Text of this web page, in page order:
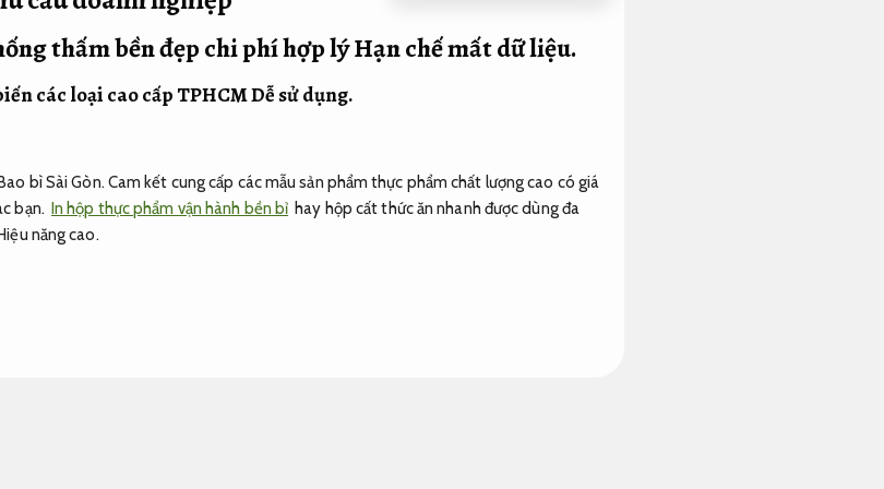
thấm bền đẹp chi phí hợp lýHạn chế mất dữ liệu.
các loại cao cấp TPHCMDễ sử dụng.
bì Sài Gòn. Cam kết cung cấp các mẫu sản phẩm thực phẩm chất lượng cao có giá
bạn. In hộp thực phẩm vận hành bền bỉ hay hộp cất thức ăn nhanh được dùng đa
năng cao.